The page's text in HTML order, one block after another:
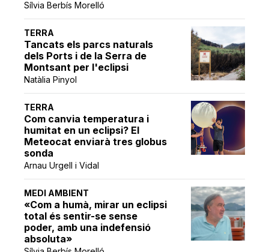
Sílvia Berbís Morelló
TERRA
Tancats els parcs naturals
dels Ports i de la Serra de
Montsant per l'eclipsi
Natàlia Pinyol
TERRA
Com canvia temperatura i
humitat en un eclipsi? El
Meteocat enviarà tres globus
sonda
Arnau Urgell i Vidal
MEDI AMBIENT
«Com a humà, mirar un eclipsi
total és sentir-se sense
poder, amb una indefensió
absoluta»